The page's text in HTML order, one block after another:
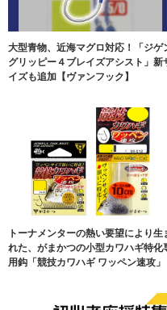
大型青物、近海マグロ対応！「ジゲ
グリッピー４ブレイズアシスト」新
イズも追加【ヴァンフック】
トーナメンターの熱い要望により生
れた、がまかつの小型カワハギ特化
用鈎「競技カワハギ ワッペン速攻」